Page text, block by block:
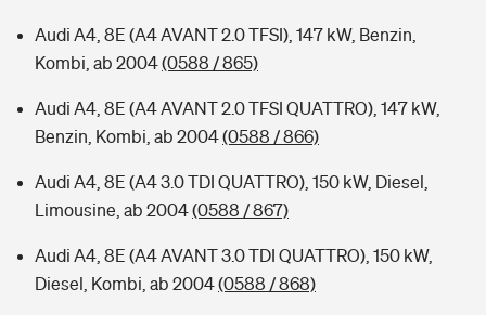
Audi A4, 8E (A4 AVANT 2.0 TFSI), 147 kW, Benzin,
Kombi, ab 2004(0588 / 865)
Audi A4, 8E (A4 AVANT 2.0 TFSI QUATTRO), 147 kW,
Benzin, Kombi, ab 2004(0588 / 866)
Audi A4, 8E (A4 3.0 TDI QUATTRO), 150 kW, Diesel,
Limousine, ab 2004(0588 / 867)
Audi A4, 8E (A4 AVANT 3.0 TDI QUATTRO), 150 kW,
Diesel, Kombi, ab 2004(0588 / 868)